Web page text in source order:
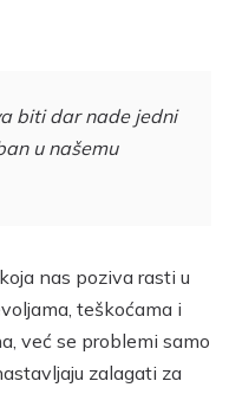
biti dar nade jedni
u našemu
nas poziva rasti u
teškoćama i
već se problemi samo
zalagati za